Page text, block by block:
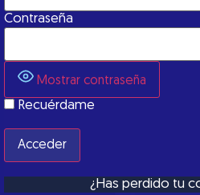
Contraseña
Mostrar contraseña
Recuérdame
¿Has perdido tu